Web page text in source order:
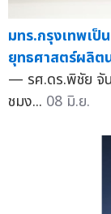
มทร.กรุงเทพเป็
ยุทธศาสตร์ผลิต
— รศ.ดร.พิชัย จั
ชมง... 08 มิ.ย.